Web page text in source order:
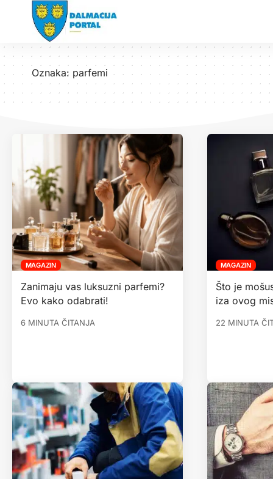
Oznaka: parfemi
MAGAZIN
Zanimaju vas luksuzni parfemi?
Evo kako odabrati!
6 MINUTA ČITANJA
MAGAZIN
Što je
iza ovog
22 MINUTA